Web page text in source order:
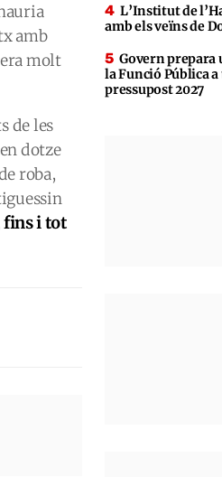
amb
molt
de les
dotze
roba,
fins i tot
L’Institut de
amb els veïns de
Govern prepara
la Funció Pública
pressupost 2027